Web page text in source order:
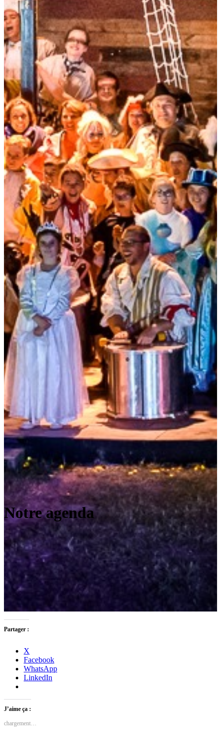
Notre agenda
Partager :
X
Facebook
WhatsApp
LinkedIn
J’aime ça :
chargement…